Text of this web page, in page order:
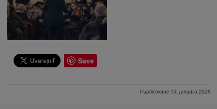
Save
Publikované 10. januára 2026